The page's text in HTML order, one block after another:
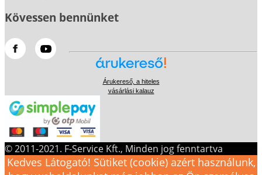
Kövessen bennünket
Árukereső, a hiteles
vásárlási kalauz
© 2011-2021. F-Service Kft., Minden jog fenntartva
Kedves Látogató! Sütiket (cookie) azért használunk,